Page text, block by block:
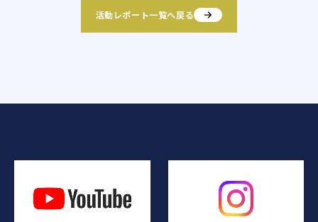
活動レポート一覧へ戻る